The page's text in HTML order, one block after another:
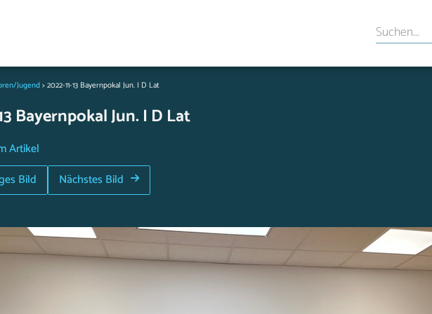
Jugend>2022-11-13 Bayernpokal Jun. I D Lat
Bayernpokal Jun. I D Lat
Artikel
Bild
Nächstes Bild